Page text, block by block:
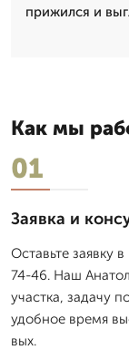
прижился и
Как мы
01
Заявка и
Оставьте заявку
74-46. Наш
участка, задачу
удобное время
вых.